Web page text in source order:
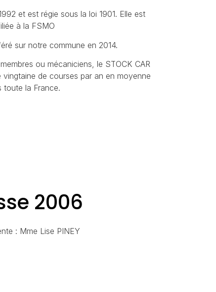
et est régie sous la loi 1901. Elle est
à la FSMO
sur notre commune en 2014.
ou mécaniciens, le STOCK CAR
vingtaine de courses par an en moyenne
toute la France.
2006
: Mme Lise PINEY